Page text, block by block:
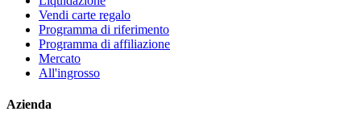
Vendi carte regalo
Programma di riferimento
Programma di affiliazione
Mercato
All'ingrosso
Azienda